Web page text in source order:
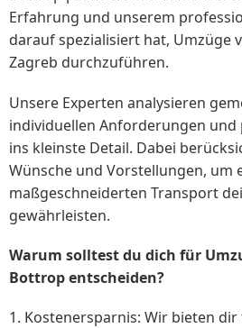
Erfahrung und unserem
darauf spezialisiert hat, Umzüge
Zagreb durchzuführen.
Unsere Experten analysieren
individuellen Anforderungen und
ins kleinste Detail. Dabei
Wünsche und Vorstellungen, um
maßgeschneiderten Transport
gewährleisten.
Warum solltest du dich für
Bottrop entscheiden?
1. Kostenersparnis: Wir bieten